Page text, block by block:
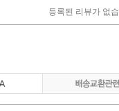
등록된 리뷰가 없